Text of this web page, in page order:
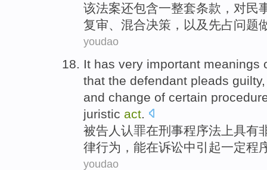
该法案还包含一整套条款 ， 对民
复审、 混合决策 ， 以及 先占问题
youdao
It has very important meanings
that the defendant pleads guilty
and change of certain
juristic act
被告人 认罪在刑事程序法 上具有
律行为 ， 能在诉讼中引起一定程
youdao